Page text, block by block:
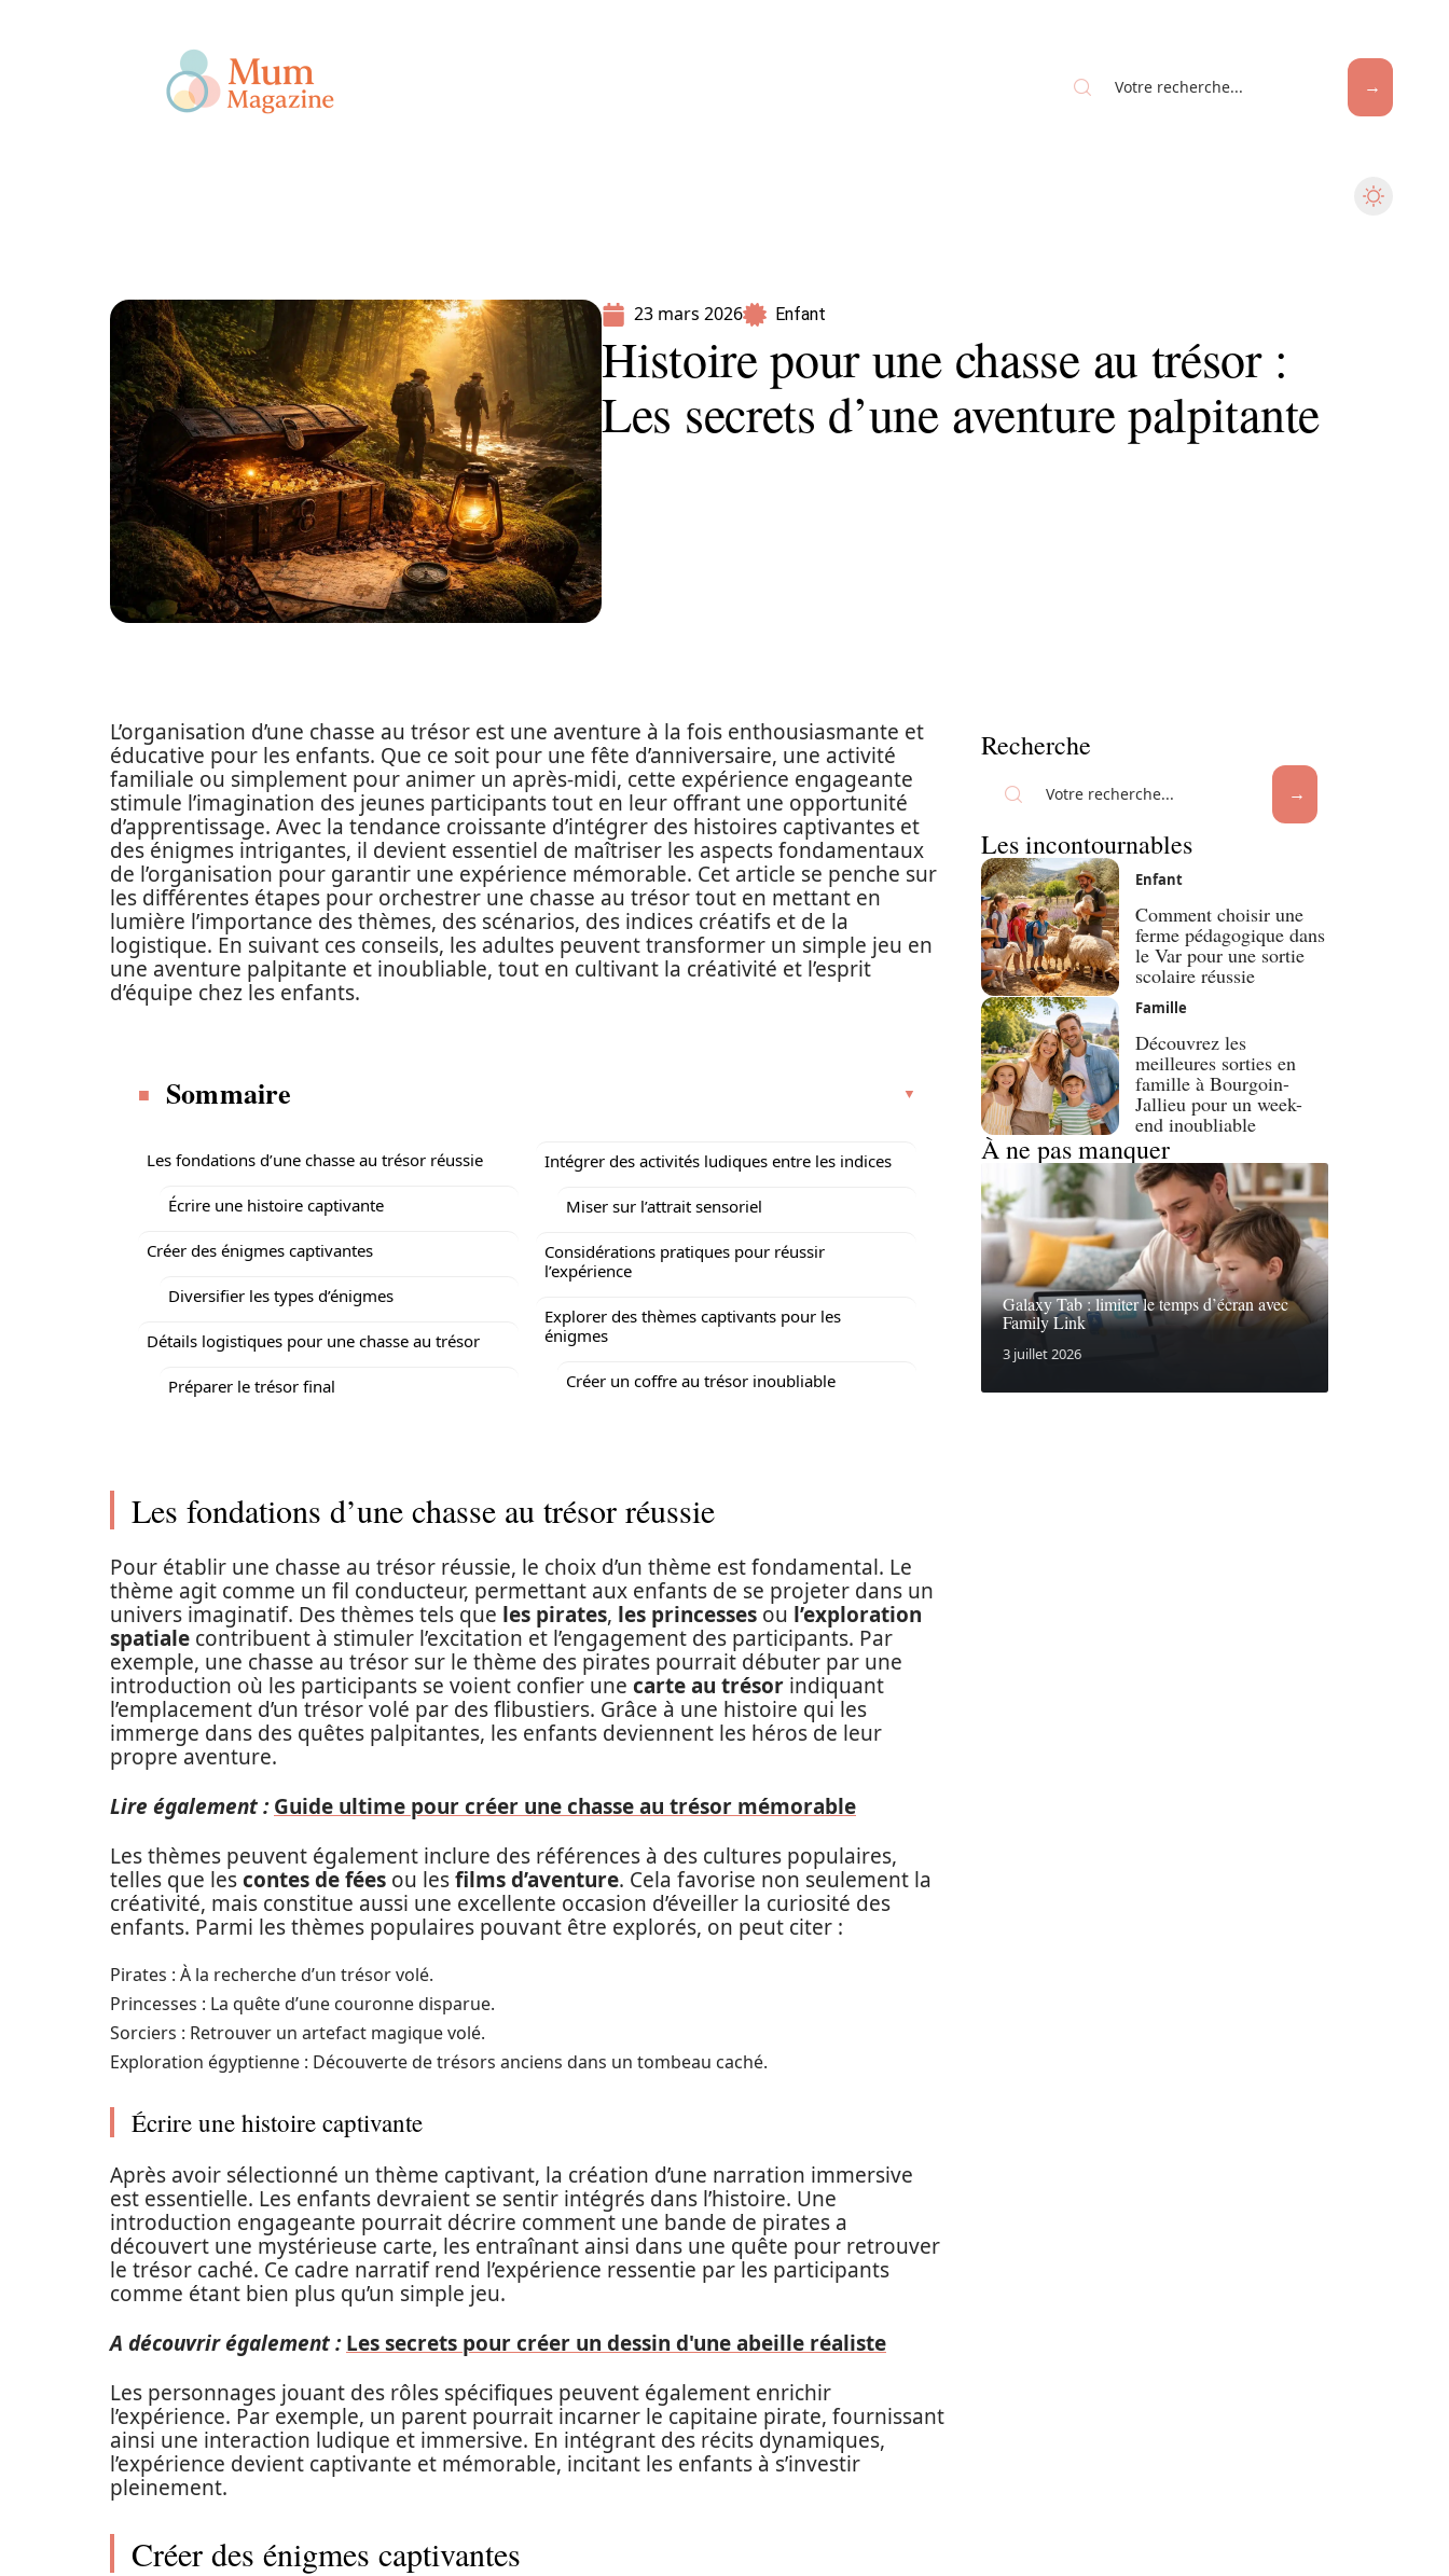
23 mars 2026 Enfant
Histoire pour une chasse au trésor :
Les secrets d’une aventure palpitante
L’organisation d’une chasse au trésor est une aventure à la fois enthousiasmante et
éducative pour les enfants. Que ce soit pour une fête d’anniversaire, une activité
familiale ou simplement pour animer un après-midi, cette expérience engageante
stimule l’imagination des jeunes participants tout en leur offrant une opportunité
d’apprentissage. Avec la tendance croissante d’intégrer des histoires captivantes et
des énigmes intrigantes, il devient essentiel de maîtriser les aspects fondamentaux
de l’organisation pour garantir une expérience mémorable. Cet article se penche sur
les différentes étapes pour orchestrer une chasse au trésor tout en mettant en
lumière l’importance des thèmes, des scénarios, des indices créatifs et de la
logistique. En suivant ces conseils, les adultes peuvent transformer un simple jeu en
une aventure palpitante et inoubliable, tout en cultivant la créativité et l’esprit
d’équipe chez les enfants.
Sommaire
Les fondations d’une chasse au trésor réussie
Écrire une histoire captivante
Créer des énigmes captivantes
Diversifier les types d’énigmes
Détails logistiques pour une chasse au trésor
Préparer le trésor final
Intégrer des activités ludiques entre les indices
Miser sur l’attrait sensoriel
Considérations pratiques pour réussir
l’expérience
Explorer des thèmes captivants pour les
énigmes
Créer un coffre au trésor inoubliable
Les fondations d’une chasse au trésor réussie
Pour établir une chasse au trésor réussie, le choix d’un thème est fondamental. Le
thème agit comme un fil conducteur, permettant aux enfants de se projeter dans un
univers imaginatif. Des thèmes tels que les pirates, les princesses ou l’exploration
spatiale contribuent à stimuler l’excitation et l’engagement des participants. Par
exemple, une chasse au trésor sur le thème des pirates pourrait débuter par une
introduction où les participants se voient confier une carte au trésor indiquant
l’emplacement d’un trésor volé par des flibustiers. Grâce à une histoire qui les
immerge dans des quêtes palpitantes, les enfants deviennent les héros de leur
propre aventure.
Lire également : Guide ultime pour créer une chasse au trésor mémorable
Les thèmes peuvent également inclure des références à des cultures populaires,
telles que lescontes de fées ou lesfilms d’aventure. Cela favorise non seulement la
créativité, mais constitue aussi une excellente occasion d’éveiller la curiosité des
enfants. Parmi les thèmes populaires pouvant être explorés, on peut citer :
Pirates : À la recherche d’un trésor volé.
Princesses : La quête d’une couronne disparue.
Sorciers : Retrouver un artefact magique volé.
Exploration égyptienne : Découverte de trésors anciens dans un tombeau caché.
Écrire une histoire captivante
Après avoir sélectionné un thème captivant, la création d’une narration immersive
est essentielle. Les enfants devraient se sentir intégrés dans l’histoire. Une
introduction engageante pourrait décrire comment une bande de pirates a
découvert une mystérieuse carte, les entraînant ainsi dans une quête pour retrouver
le trésor caché. Ce cadre narratif rend l’expérience ressentie par les participants
comme étant bien plus qu’un simple jeu.
A découvrir également : Les secrets pour créer un dessin d'une abeille réaliste
Les personnages jouant des rôles spécifiques peuvent également enrichir
l’expérience. Par exemple, un parent pourrait incarner le capitaine pirate, fournissant
ainsi une interaction ludique et immersive. En intégrant des récits dynamiques,
l’expérience devient captivante et mémorable, incitant les enfants à s’investir
pleinement.
Créer des énigmes captivantes
Recherche
Les incontournables
Enfant
Comment choisir une
ferme pédagogique dans
le Var pour une sortie
scolaire réussie
Famille
Découvrez les
meilleures sorties en
famille à Bourgoin-
Jallieu pour un week-
end inoubliable
À ne pas manquer
Galaxy Tab : limiter le temps d’écran avec
Family Link
3 juillet 2026